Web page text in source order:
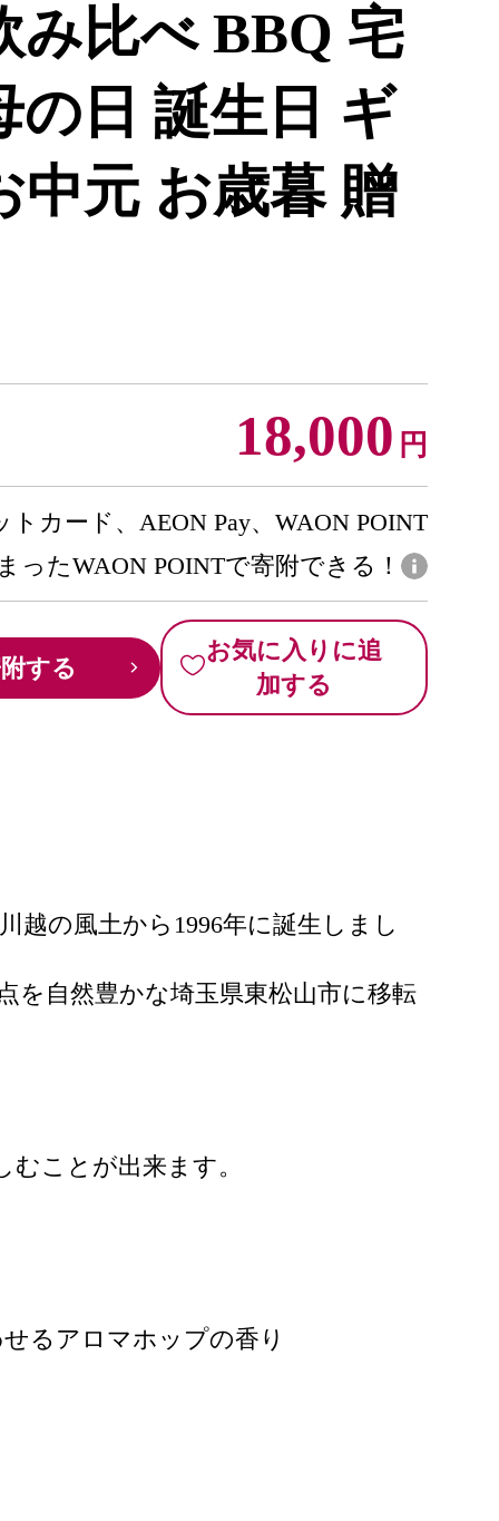
み比べ BBQ 宅
の日 誕生日 ギ
中元 お歳暮 贈
18,000 円
トカード、AEON Pay、WAON POINT
ったWAON POINTで寄附できる！
する
お気に入りに追
加する
越の風土から1996年に誕生しまし
を自然豊かな埼玉県東松山市に移転
ことが出来ます。
るアロマホップの香り